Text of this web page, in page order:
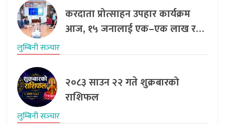
करदाता प्रोत्साहन उपहार कार्यक्रम
आज, १५ जनालाई एक–एक लाख र…
लुम्बिनी सञ्‍चार
२०८३ साउन २२ गते शुक्रबारको
राशिफल
लुम्बिनी सञ्‍चार